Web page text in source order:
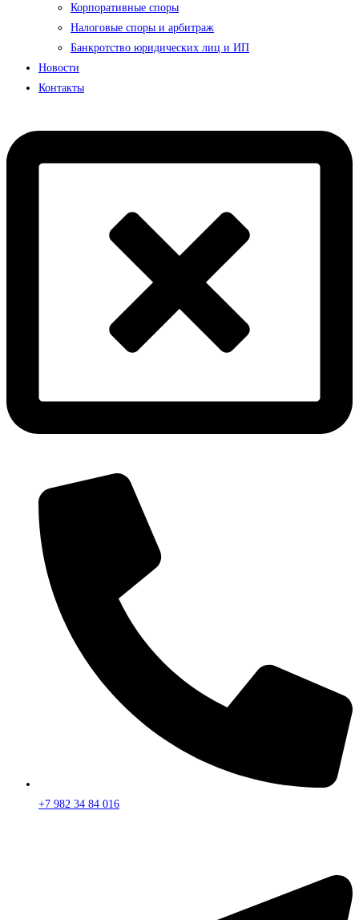
Корпоративные споры
Налоговые споры и арбитраж
Банкротство юридических лиц и ИП
Новости
Контакты
+7 982 34 84 016